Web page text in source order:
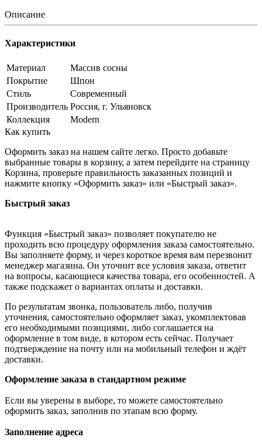
Описание
Характеристики
Материал
Массив сосны
Покрытие
Шпон
Стиль
Современный
Производитель Россия, г. Ульяновск
Коллекция
Modern
Как купить
Оформить заказ на нашем сайте легко. Просто добавьте
выбранные товары в корзину, а затем перейдите на страницу
Корзина, проверьте правильность заказанных позиций и
нажмите кнопку «Оформить заказ» или «Быстрый заказ».
Быстрый заказ
Функция «Быстрый заказ» позволяет покупателю не
проходить всю процедуру оформления заказа самостоятельно.
Вы заполняете форму, и через короткое время вам перезвонит
менеджер магазина. Он уточнит все условия заказа, ответит
на вопросы, касающиеся качества товара, его особенностей. А
также подскажет о вариантах оплаты и доставки.
По результатам звонка, пользователь либо, получив
уточнения, самостоятельно оформляет заказ, укомплектовав
его необходимыми позициями, либо соглашается на
оформление в том виде, в котором есть сейчас. Получает
подтверждение на почту или на мобильный телефон и ждёт
доставки.
Оформление заказа в стандартном режиме
Если вы уверены в выборе, то можете самостоятельно
оформить заказ, заполнив по этапам всю форму.
Заполнение адреса